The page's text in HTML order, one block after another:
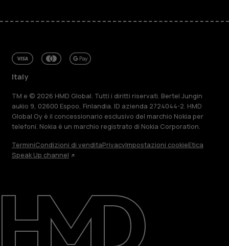
Ripara, riutilizza, ricicla
Sostenibilità
Assistenza
Italy
TM e © 2026 HMD Global. Tutti i diritti riservati. Bertel Jungin
aukio 9, 02600 Espoo, Finlandia. ID azienda 2724044-2. HMD
Global Oy è il concessionario esclusivo del marchio Nokia per
telefoni. Nokia è un marchio registrato di Nokia Corporation.
TerminiCondizioni di venditaPrivacyImpostazioni cookieEtica
Speak Up channel